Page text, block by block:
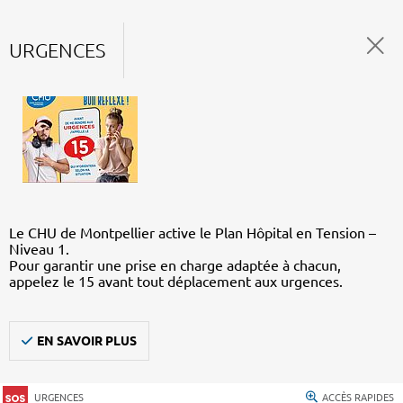
URGENCES
Le CHU de Montpellier active le Plan Hôpital en Tension –
Niveau 1.
Pour garantir une prise en charge adaptée à chacun,
appelez le 15 avant tout déplacement aux urgences.
EN SAVOIR PLUS
URGENCES ACCÈS RAPIDES